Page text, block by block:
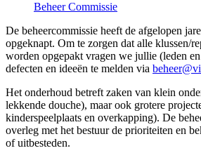
Beheer Commissie
De beheercommissie heeft de afgelopen
opgeknapt. Om te zorgen dat alle klussen/
worden opgepakt vragen we jullie (leden
defecten en ideeën te melden via
Het onderhoud betreft zaken van klein
lekkende douche), maar ook grotere
kinderspeelplaats en overkapping). De
overleg met het bestuur de prioriteiten en
of uitbesteden.